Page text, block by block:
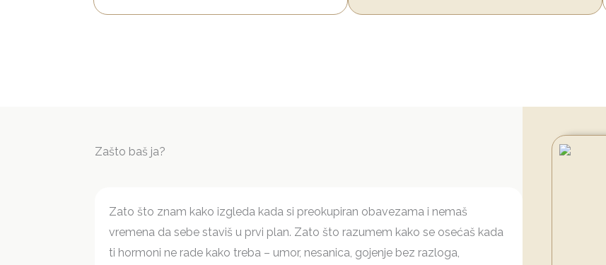
Zašto baš ja?
Zato što znam kako izgleda kada si preokupiran obavezama i nemaš
vremena da sebe staviš u prvi plan. Zato što razumem kako se osećaš kada
ti hormoni ne rade kako treba – umor, nesanica, gojenje bez razloga,